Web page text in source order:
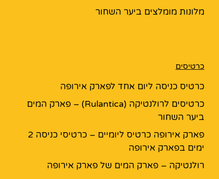
מלונות מומלצים ביער השחור
כרטיסים
כרטיס כניסה ליום אחד לפארק אירופה
כרטיסים לרולנטיקה (Rulantica) – פארק המים
ביער השחור
פארק אירופה כרטיס ליומיים – כרטיסי כניסה 2
ימים בפארק אירופה
רולנטיקה – פארק המים של פארק אירופה